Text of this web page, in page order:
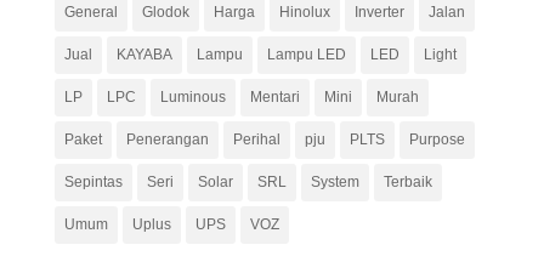
General Glodok Harga Hinolux Inverter Jalan
Jual KAYABA Lampu Lampu LED LED Light
LP LPC Luminous Mentari Mini Murah
Paket Penerangan Perihal pju PLTS Purpose
Sepintas Seri Solar SRL System Terbaik
Umum Uplus UPS VOZ